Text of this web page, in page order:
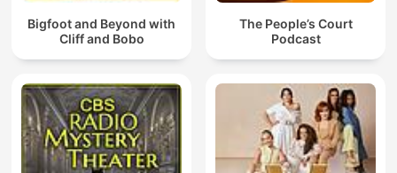
Bigfoot and Beyond with
Cliff and Bobo
The People’s Court
Podcast